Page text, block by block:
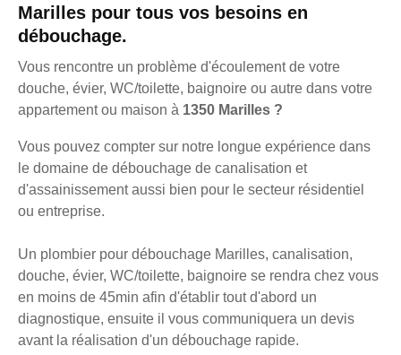
Marilles pour tous vos besoins en
débouchage.
Vous rencontre un problème d'écoulement de votre
douche, évier, WC/toilette, baignoire ou autre dans votre
appartement ou maison à 1350 Marilles ?
Vous pouvez compter sur notre longue expérience dans
le domaine de débouchage de canalisation et
d'assainissement aussi bien pour le secteur résidentiel
ou entreprise.
Un plombier pour débouchage Marilles, canalisation,
douche, évier, WC/toilette, baignoire se rendra chez vous
en moins de 45min afin d'établir tout d'abord un
diagnostique, ensuite il vous communiquera un devis
avant la réalisation d'un débouchage rapide.